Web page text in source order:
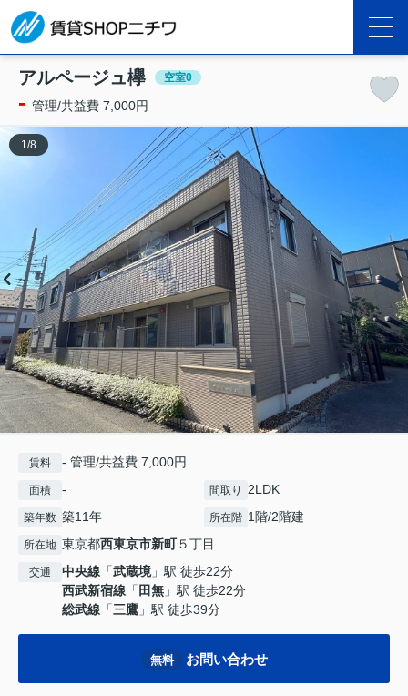
アルページュ欅 空室0
- 管理/共益費 7,000円
1 /8
賃料 - 管理/共益費 7,000円
面積 - 間取り 2LDK
築年数 築11年 所在階 1階/2階建
所在地 東京都西東京市新町５丁目
交通 中央線 「武蔵境」駅 徒歩22分
西武新宿線 「 田無 」駅 徒歩22分
総武線 「三鷹 」駅 徒歩39分
無料 お問い合わせ